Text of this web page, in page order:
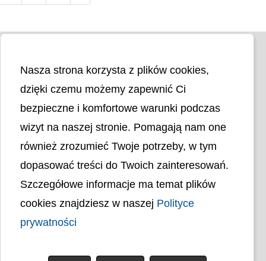
Liczba odwiedzin
Polityka prywatności
Mapa strony
Ochrona Danych Osobowych
Deklaracja Dostępności
Nasza strona korzysta z plików cookies,
dzięki czemu możemy zapewnić Ci
bezpieczne i komfortowe warunki podczas
wizyt na naszej stronie. Pomagają nam one
również zrozumieć Twoje potrzeby, w tym
dopasować treści do Twoich zainteresowań.
Szczegółowe informacje ma temat plików
cookies znajdziesz w naszej Polityce
prywatności